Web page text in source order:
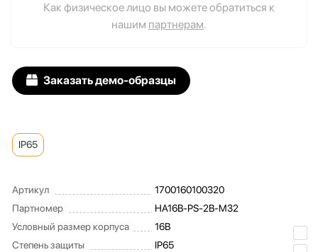
Как физическое лицо вы можете обратиться к
нашим партнерам.
Заказать демо-образцы
IP65
Артикул
1700160100320
Партномер
HA16B-PS-2B-M32
Условный размер корпуса
16B
Степень защиты
IP65